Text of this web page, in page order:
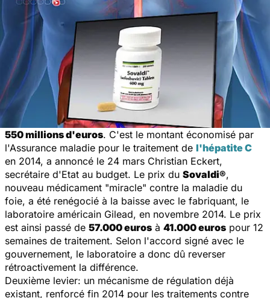
550 millions d'euros. C'est le montant économisé par
l'Assurance maladie pour le traitement de l'hépatite C
en 2014, a annoncé le 24 mars Christian Eckert,
secrétaire d'Etat au budget. Le prix du Sovaldi®,
nouveau médicament "miracle" contre la maladie du
foie, a été renégocié à la baisse avec le fabriquant, le
laboratoire américain Gilead, en novembre 2014. Le prix
est ainsi passé de 57.000 euros à 41.000 euros pour 12
semaines de traitement. Selon l'accord signé avec le
gouvernement, le laboratoire a donc dû reverser
rétroactivement la différence.
Deuxième levier: un mécanisme de régulation déjà
existant, renforcé fin 2014 pour les traitements contre